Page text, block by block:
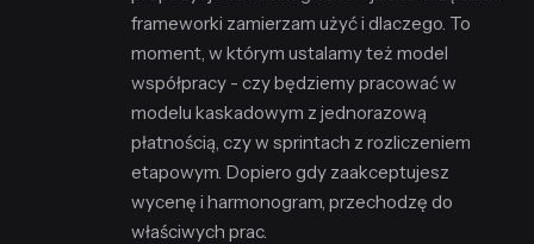
frameworki zamierzam użyć i dlaczego. To
moment, w którym ustalamy też model
współpracy - czy będziemy pracować w
modelu kaskadowym z jednorazową
płatnością, czy w sprintach z rozliczeniem
etapowym. Dopiero gdy zaakceptujesz
wycenę i harmonogram, przechodzę do
właściwych prac.